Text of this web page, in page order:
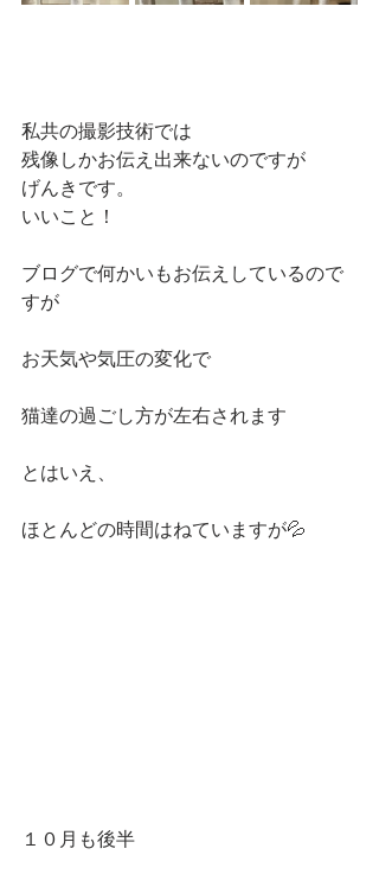
私共の撮影技術では
残像しかお伝え出来ないのですが
げんきです。
いいこと！
ブログで何かいもお伝えしているので
すが
お天気や気圧の変化で
猫達の過ごし方が左右されます
とはいえ、
ほとんどの時間はねていますが💦
１０月も後半